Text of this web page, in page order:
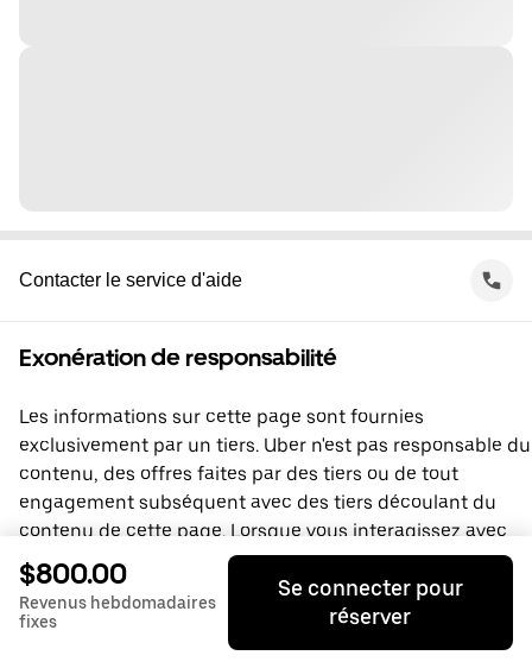
Contacter le service d'aide
Exonération de responsabilité
Les informations sur cette page sont fournies
exclusivement par un tiers. Uber n'est pas responsable du
contenu, des offres faites par des tiers ou de tout
engagement subséquent avec des tiers découlant du
contenu de cette page. Lorsque vous interagissez avec
un tiers, vous concluez une entente directement avec lui,
à laquelle Uber ne prend pas part. Si vous avez des
questions, veuillez contacter directement le tiers.
$800.00
Revenus hebdomadaires
fixes
Se connecter pour
réserver